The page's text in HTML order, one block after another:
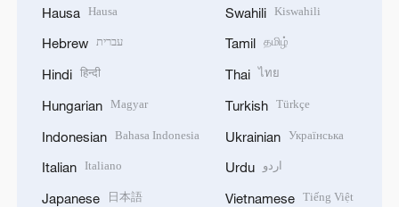
Hausa Hausa
Hebrew עברית
Hindi हिन्दी
Hungarian Magyar
Indonesian Bahasa Indonesia
Italian Italiano
Japanese 日本語
Swahili Kiswahili
Tamil தமிழ்
Thai ไทย
Turkish Türkçe
Ukrainian Українська
Urdu اردو
Vietnamese Tiếng Việt